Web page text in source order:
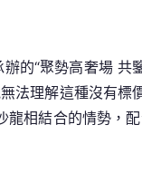
辦的“聚勢高奢場
法理解這種沒有標
龍相結合的情勢，